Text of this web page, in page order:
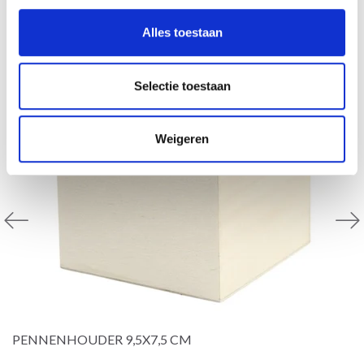
Alles toestaan
Selectie toestaan
Weigeren
30% korting
PENNENHOUDER 9,5X7,5 CM